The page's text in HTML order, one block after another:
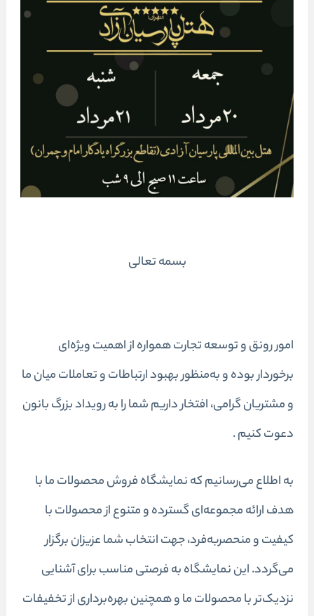
بسمه تعالی
امور رونق و توسعه تجارت همواره از اهمیت ویژه‌ای
برخوردار بوده و به‌منظور بهبود ارتباطات و تعاملات میان ما
و مشتریان گرامی، افتخار داریم شما را به رویداد بزرگ بانون
دعوت کنیم .
به اطلاع می‌رسانیم که نمایشگاه فروش محصولات ما با
هدف ارائه مجموعه‌ای گسترده و متنوع از محصولات با
کیفیت و منحصربه‌فرد، جهت انتخاب شما عزیزان برگزار
می‌گردد. این نمایشگاه به فرصتی مناسب برای آشنایی
نزدیک‌تر با محصولات ما و همچنین بهره‌برداری از تخفیفات